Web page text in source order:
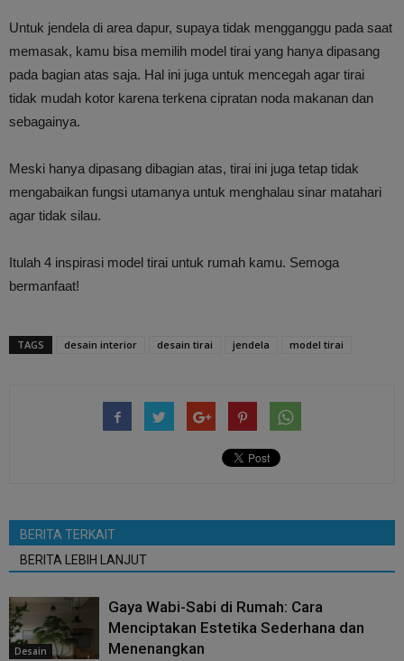
Untuk jendela di area dapur, supaya tidak mengganggu pada saat
memasak, kamu bisa memilih model tirai yang hanya dipasang
pada bagian atas saja. Hal ini juga untuk mencegah agar tirai
tidak mudah kotor karena terkena cipratan noda makanan dan
sebagainya.
Meski hanya dipasang dibagian atas, tirai ini juga tetap tidak
mengabaikan fungsi utamanya untuk menghalau sinar matahari
agar tidak silau.
Itulah 4 inspirasi model tirai untuk rumah kamu. Semoga
bermanfaat!
TAGS desain interior desain tirai jendela model tirai
BERITA TERKAIT
BERITA LEBIH LANJUT
Desain
Gaya Wabi-Sabi di Rumah: Cara
Menciptakan Estetika Sederhana dan
Menenangkan